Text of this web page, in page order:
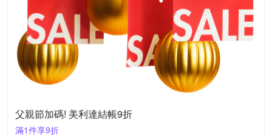
父親節加碼! 美利達結帳9折
滿1件享9折